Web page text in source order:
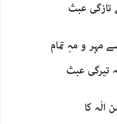
تازگی عبث
و مہِ تمام
تیرگی عبث
الٰہ کا